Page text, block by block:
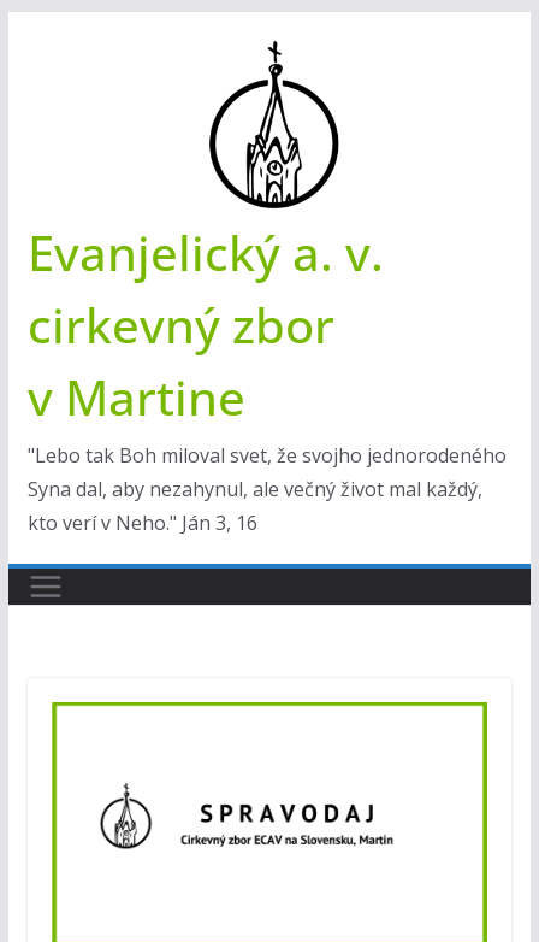
Evanjelický a. v.
cirkevný zbor
v Martine
"Lebo tak Boh miloval svet, že svojho jednorodeného
Syna dal, aby nezahynul, ale večný život mal každý,
kto verí v Neho." Ján 3, 16